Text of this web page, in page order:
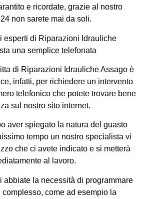
e ricordate, grazie al nostro
non sarete mai da soli.
esperti di Riparazioni Idrauliche
una semplice telefonata
di Riparazioni Idrauliche Assago è
infatti, per richiedere un intervento
telefonico che potete trovare bene
sul nostro sito internet.
aver spiegato la natura del guasto
tempo un nostro specialista vi
che ci avete indicato e si metterà
al lavoro.
abbiate la necessità di programmare
complesso, come ad esempio la